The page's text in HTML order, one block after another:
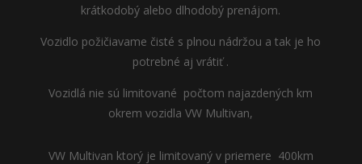
krátkodobý alebo dlhodobý prenájom.
Vozidlo požičiavame čisté s plnou nádržou a tak je ho
potrebné aj vrátiť .
Vozidlá nie sú limitované počtom najazdených km
okrem vozidla VW Multivan,
VW Multivan ktorý je limitovaný v priemere 400km